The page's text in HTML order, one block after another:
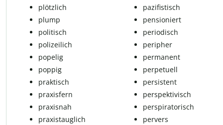
plötzlich
plump
politisch
polizeilich
po­pe­lig
poppig
praktisch
praxisfern
praxisnah
pra­xis­taug­lich
pazifistisch
pensioniert
periodisch
peripher
permanent
perpetuell
persistent
perspektivisch
per­s­pi­ra­to­risch
pervers